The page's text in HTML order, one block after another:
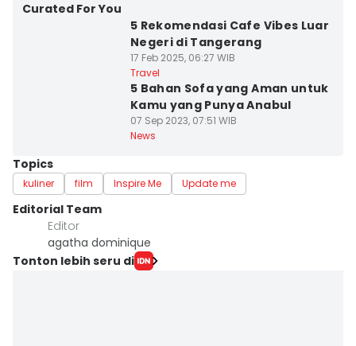
Curated For You
5 Rekomendasi Cafe Vibes Luar
Negeri di Tangerang
17 Feb 2025, 06:27 WIB
Travel
5 Bahan Sofa yang Aman untuk
Kamu yang Punya Anabul
07 Sep 2023, 07:51 WIB
News
Topics
kuliner film Inspire Me Update me
Editorial Team
Editor
agatha dominique
Tonton lebih seru di